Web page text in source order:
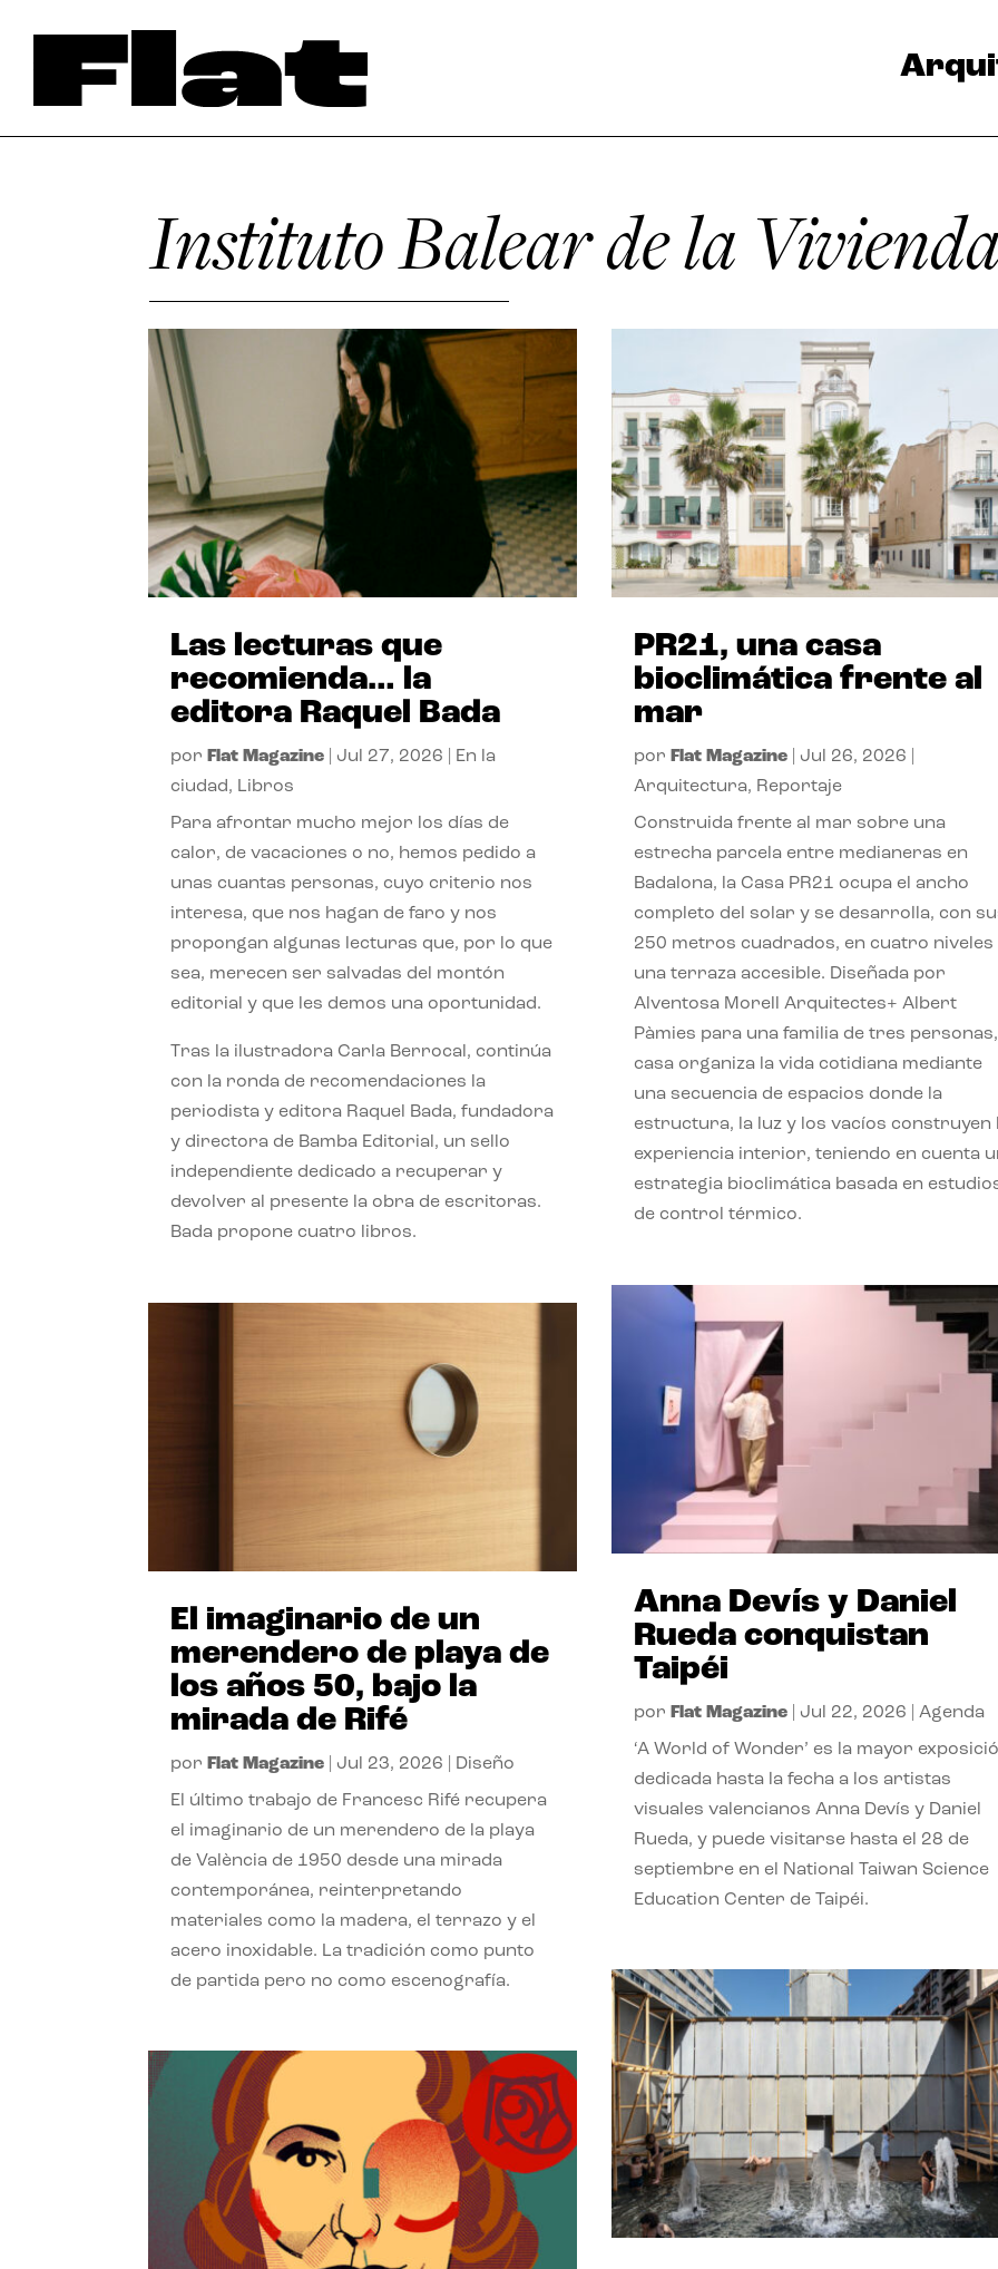
Instituto Balear de la
Las lecturas que
recomienda… la
editora Raquel Bada
por Flat Magazine Jul 27, 2026
En la
ciudad, Libros
Para afrontar mucho mejor los días de
calor, de vacaciones o no, hemos pedido a
unas cuantas personas, cuyo criterio nos
interesa, que nos hagan de faro y nos
propongan algunas lecturas que, por lo que
sea, merecen ser salvadas del montón
editorial y que les demos una oportunidad.
Tras la ilustradora Carla Berrocal, continúa
con la ronda de recomendaciones la
periodista y editora Raquel Bada, fundadora
y directora de Bamba Editorial, un sello
independiente dedicado a recuperar y
devolver al presente la obra de escritoras.
Bada propone cuatro libros.
El imaginario de un
merendero de playa de
los años 50, bajo la
mirada de Rifé
por Flat Magazine Jul 23, 2026 Diseño
El último trabajo de Francesc Rifé recupera
el imaginario de un merendero de la playa
de València de 1950 desde una mirada
contemporánea, reinterpretando
materiales como la madera, el terrazo y el
acero inoxidable. La tradición como punto
de partida pero no como escenografía.
PR21, una casa
bioclimática frente al
mar
por Flat Magazine| Jul 26, 2026
Arquitectura, Reportaje
Construida frente al mar sobre una
estrecha parcela entre medianeras en
Badalona, la Casa PR21 ocupa el ancho
completo del solar y se desarrolla, con
250 metros cuadrados, en cuatro niveles
una terraza accesible. Diseñada por
Alventosa Morell Arquitectes+ Albert
Pàmies para una familia de tres
casa organiza la vida cotidiana mediante
una secuencia de espacios donde la
estructura, la luz y los vacíos construyen
experiencia interior, teniendo en cuenta
estrategia bioclimática basada en
de control térmico.
Anna Devís y Daniel
Rueda conquistan
Taipéi
por Flat Magazine| Jul 22, 2026 Agenda
‘A World of Wonder’ es la mayor
dedicada hasta la fecha a los artistas
visuales valencianos Anna Devís y Daniel
Rueda, y puede visitarse hasta el 28 de
septiembre en el National Taiwan Science
Education Center de Taipéi.